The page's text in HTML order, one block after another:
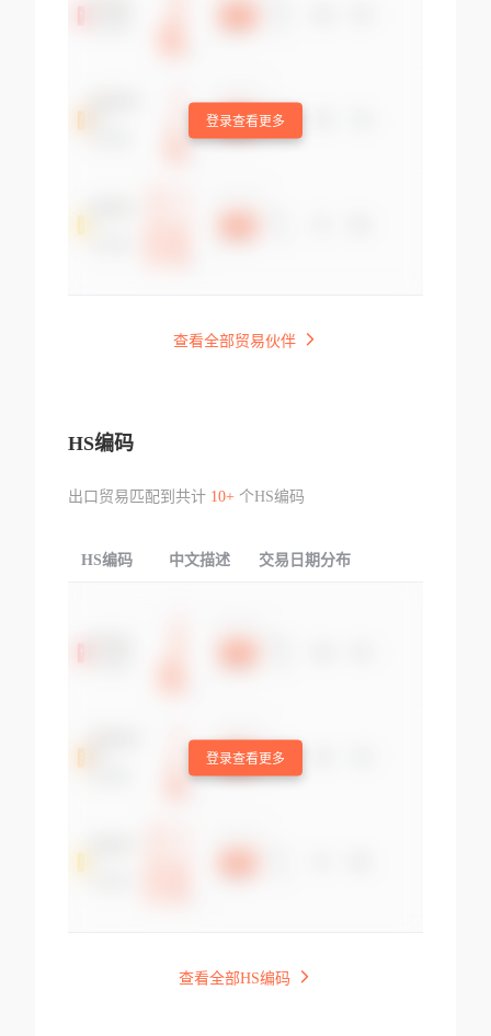
登录查看更多
查看全部贸易伙伴
HS编码
出口贸易匹配到共计 10+个HS编码
HS编码 中文描述 交易日期分布
登录查看更多
查看全部HS编码